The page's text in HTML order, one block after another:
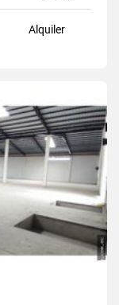
Alquiler